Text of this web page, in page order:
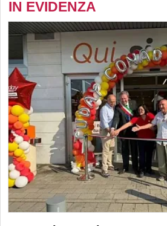
IN EVIDENZA